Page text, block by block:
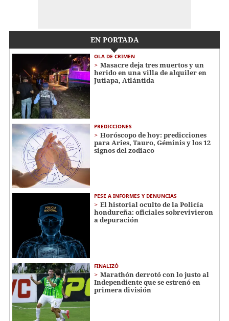
EN PORTADA
OLA DE CRIMEN
Masacre deja tres muertos y un
herido en una villa de alquiler en
Jutiapa, Atlántida
PREDICCIONES
Horóscopo de hoy: predicciones
para Aries, Tauro, Géminis y los 12
signos del zodiaco
PESE A INFORMES Y DENUNCIAS
El historial oculto de la Policía
hondureña: oficiales sobrevivieron
a depuración
FINALIZÓ
Marathón derrotó con lo justo al
Independiente que se estrenó en
primera división